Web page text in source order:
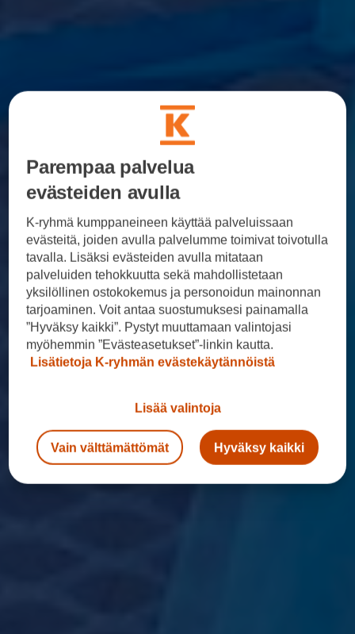
Parempaa palvelua
evästeiden avulla
K-ryhmä kumppaneineen käyttää palveluissaan
evästeitä, joiden avulla palvelumme toimivat toivotulla
tavalla. Lisäksi evästeiden avulla mitataan
palveluiden tehokkuutta sekä mahdollistetaan
yksilöllinen ostokokemus ja personoidun mainonnan
tarjoaminen. Voit antaa suostumuksesi painamalla
”Hyväksy kaikki”. Pystyt muuttamaan valintojasi
myöhemmin ”Evästeasetukset”-linkin kautta.
Lisätietoja K-ryhmän evästekäytännöistä
Lisää valintoja
Vain välttämättömät Hyväksy kaikki